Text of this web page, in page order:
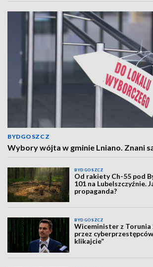
BYDGOSZCZ
Wybory wójta w gminie Lniano. Znani
BYDGOSZCZ
Od rakiety Ch-55 pod
101 na Lubelszczyźnie.
propaganda?
BYDGOSZCZ
Wiceminister z
przez
klikajcie”